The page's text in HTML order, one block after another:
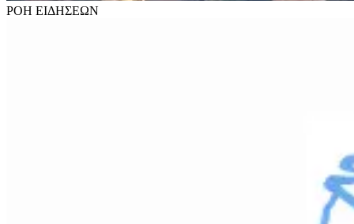
ΡΟΗ ΕΙΔΗΣΕΩΝ